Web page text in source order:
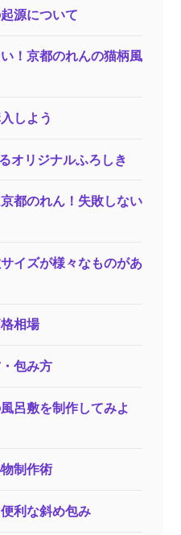
源について
！京都のれんの猫柄風
しよう
オリジナルふろしき
都のれん！失敗しない
イズが様々なものがあ
相場
包み方
呂敷を制作してみよ
制作術
利な斜め包み